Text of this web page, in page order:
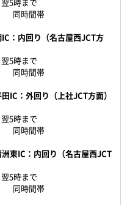
同時間帯
：内回り（名古屋西JCT方
5時まで
同時間帯
IC：外回り（上社JCT方面）
5時まで
同時間帯
東IC：内回り（名古屋西JCT
5時まで
同時間帯